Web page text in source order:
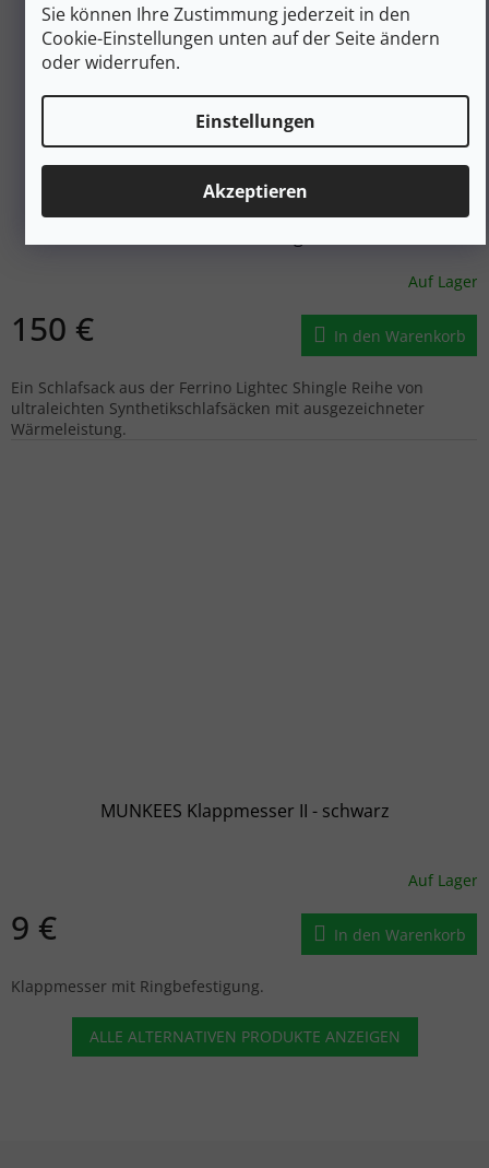
Sie können Ihre Zustimmung jederzeit in den
Cookie-Einstellungen unten auf der Seite ändern
oder widerrufen.
Einstellungen
Akzeptieren
–15 %
FERRINO Schlafsack LIGHTEC 1100 SM LONG links
Auf Lager
150 € In den Warenkorb
Ein Schlafsack aus der Ferrino Lightec Shingle Reihe von
ultraleichten Synthetikschlafsäcken mit ausgezeichneter
Wärmeleistung.
MUNKEES Klappmesser II - schwarz
Auf Lager
9 € In den Warenkorb
Klappmesser mit Ringbefestigung.
ALLE ALTERNATIVEN PRODUKTE ANZEIGEN